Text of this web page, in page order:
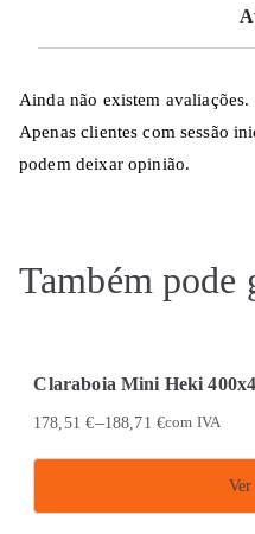
Ainda não existem avaliações.
Apenas clientes com sessão
podem deixar opinião.
Também
Claraboia Mini Heki
178,51€–188,71 €com IVA
Ver